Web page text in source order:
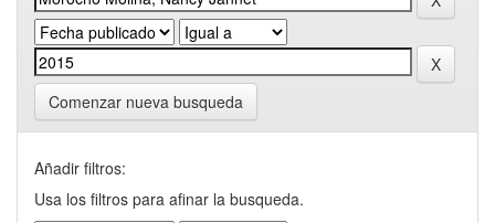
Comenzar nueva busqueda
Añadir filtros:
Usa los filtros para afinar la busqueda.